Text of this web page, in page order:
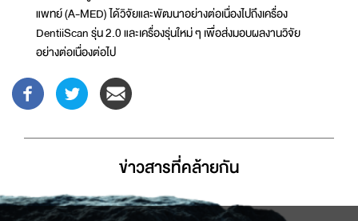
แพทย์ (A-MED) ได้วิจัยและพัฒนาอย่างต่อเนื่องไปถึงเครื่อง
DentiiScan รุ่น 2.0 และเครื่องรุ่นใหม่ ๆ เพื่อส่งมอบผลงานวิจัย
อย่างต่อเนื่องต่อไป
ข่าวสารที่่คล้ายกัน